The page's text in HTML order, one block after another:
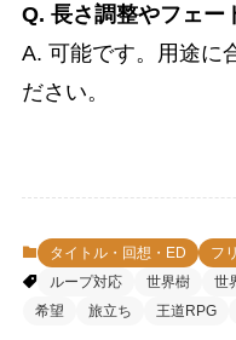
Q. 長さ調整やフェー
A. 可能です。用途に
ださい。
タイトル・回想・ED
フ
ループ対応
世界樹 世
希望
旅立ち 王道RPG